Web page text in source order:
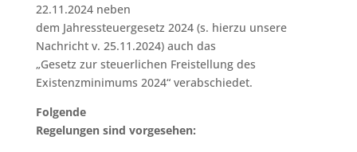
22.11.2024 neben
dem Jahressteuergesetz 2024 (s. hierzu unsere
Nachricht v. 25.11.2024) auch das
„Gesetz zur steuerlichen Freistellung des
Existenzminimums 2024“ verabschiedet.
Folgende
Regelungen sind vorgesehen: